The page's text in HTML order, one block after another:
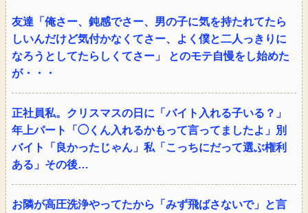
友達「俺さー、鈍感でさー、男の子に気を持たれてたら
しいんだけど気付かなくてさー、よく僕と二人っきりに
なろうとしてたらしくてさー」 とのモテ自慢をし始めた
が・・・
正社員私。クリスマスの日に「バイト入れる子いる？」
年上パート「◯くん入れるかもって言ってましたよ」別
バイト「良かったじゃん」私「こっちにだって選ぶ権利
ある」その後…
お隣が高圧洗浄やってたから「みず飛ばさないで」と言